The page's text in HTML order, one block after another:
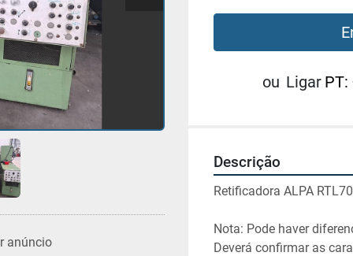
anúncio
ou Ligar PT:
Descrição
Retificadora ALPA
Nota: Pode haver
Deverá confirmar as